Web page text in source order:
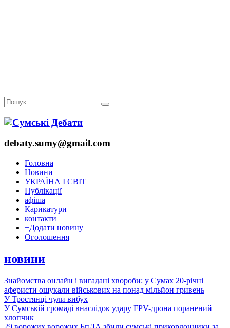
debaty.sumy@gmail.com
Головна
Новини
УКРАЇНА І СВІТ
Публікації
афіша
Карикатури
контакти
+Додати новину
Оголошення
новини
Знайомства онлайн і вигадані хвороби: у Сумах 20-річні
аферисти ошукали військових на понад мільйон гривень
У Тростянці чули вибух
У Сумській громаді внаслідок удару FPV-дрона поранений
хлопчик